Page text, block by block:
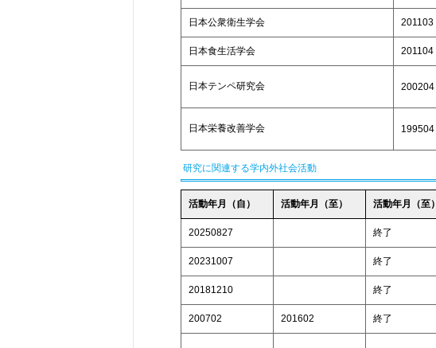
日本公衆衛生学会 201103
日本食生活学会 201104
日本テンペ研究会 200204
日本栄養改善学会 199504
研究に関連する学内外社会活動
活動年月（自） 活動年月（至） 活動年月（至
20250827 終了
20231007 終了
20181210 終了
200702 201602 終了